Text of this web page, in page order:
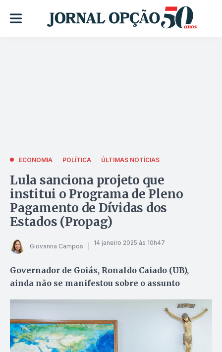
ECONOMIA POLÍTICA ÚLTIMAS NOTÍCIAS
Lula sanciona projeto que
institui o Programa de Pleno
Pagamento de Dívidas dos
Estados (Propag)
Giovanna Campos 14 janeiro 2025 às 10h47
Governador de Goiás, Ronaldo Caiado (UB),
ainda não se manifestou sobre o assunto